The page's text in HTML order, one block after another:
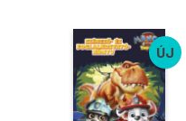
ÚJ